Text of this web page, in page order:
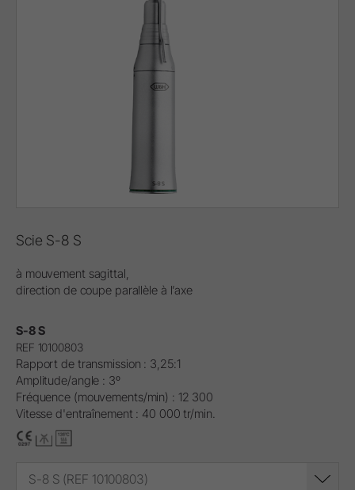
Scie S-8 S
à mouvement sagittal,
direction de coupe parallèle à l’axe
S-8 S
REF 10100803
Rapport de transmission : 3,25:1
Amplitude/angle : 3º
Fréquence (mouvements/min) : 12 300
Vitesse d'entraînement : 40 000 tr/min.
S-8 S (REF 10100803)